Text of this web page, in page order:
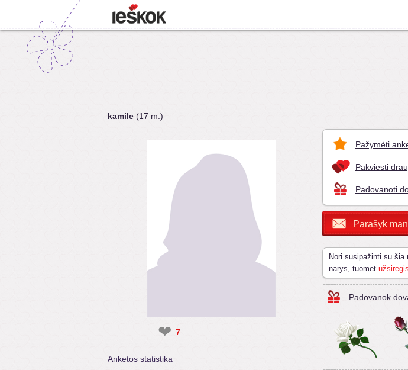
kamile (17 m.)
❤ 7
Anketos statistika
Pažymėti
Pakviesti
Padovanoti
Parašyk
Nori susipažinti su šia
narys, tuomet
Padovanok